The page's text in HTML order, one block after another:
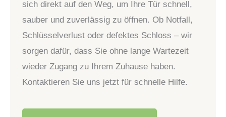
sich direkt auf den Weg, um Ihre Tür schnell,
sauber und zuverlässig zu öffnen. Ob Notfall,
Schlüsselverlust oder defektes Schloss – wir
sorgen dafür, dass Sie ohne lange Wartezeit
wieder Zugang zu Ihrem Zuhause haben.
Kontaktieren Sie uns jetzt für schnelle Hilfe.